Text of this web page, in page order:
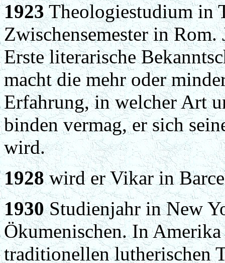
1923Theologiestudium in
Zwischensemester in
Erste literarische
macht die mehr oder
Erfahrung, in welcher Art
binden vermag, er sich
wird.
1928wird er Vikar in
1930Studienjahr in New
Ökumenischen. In
traditionellen lutherischen